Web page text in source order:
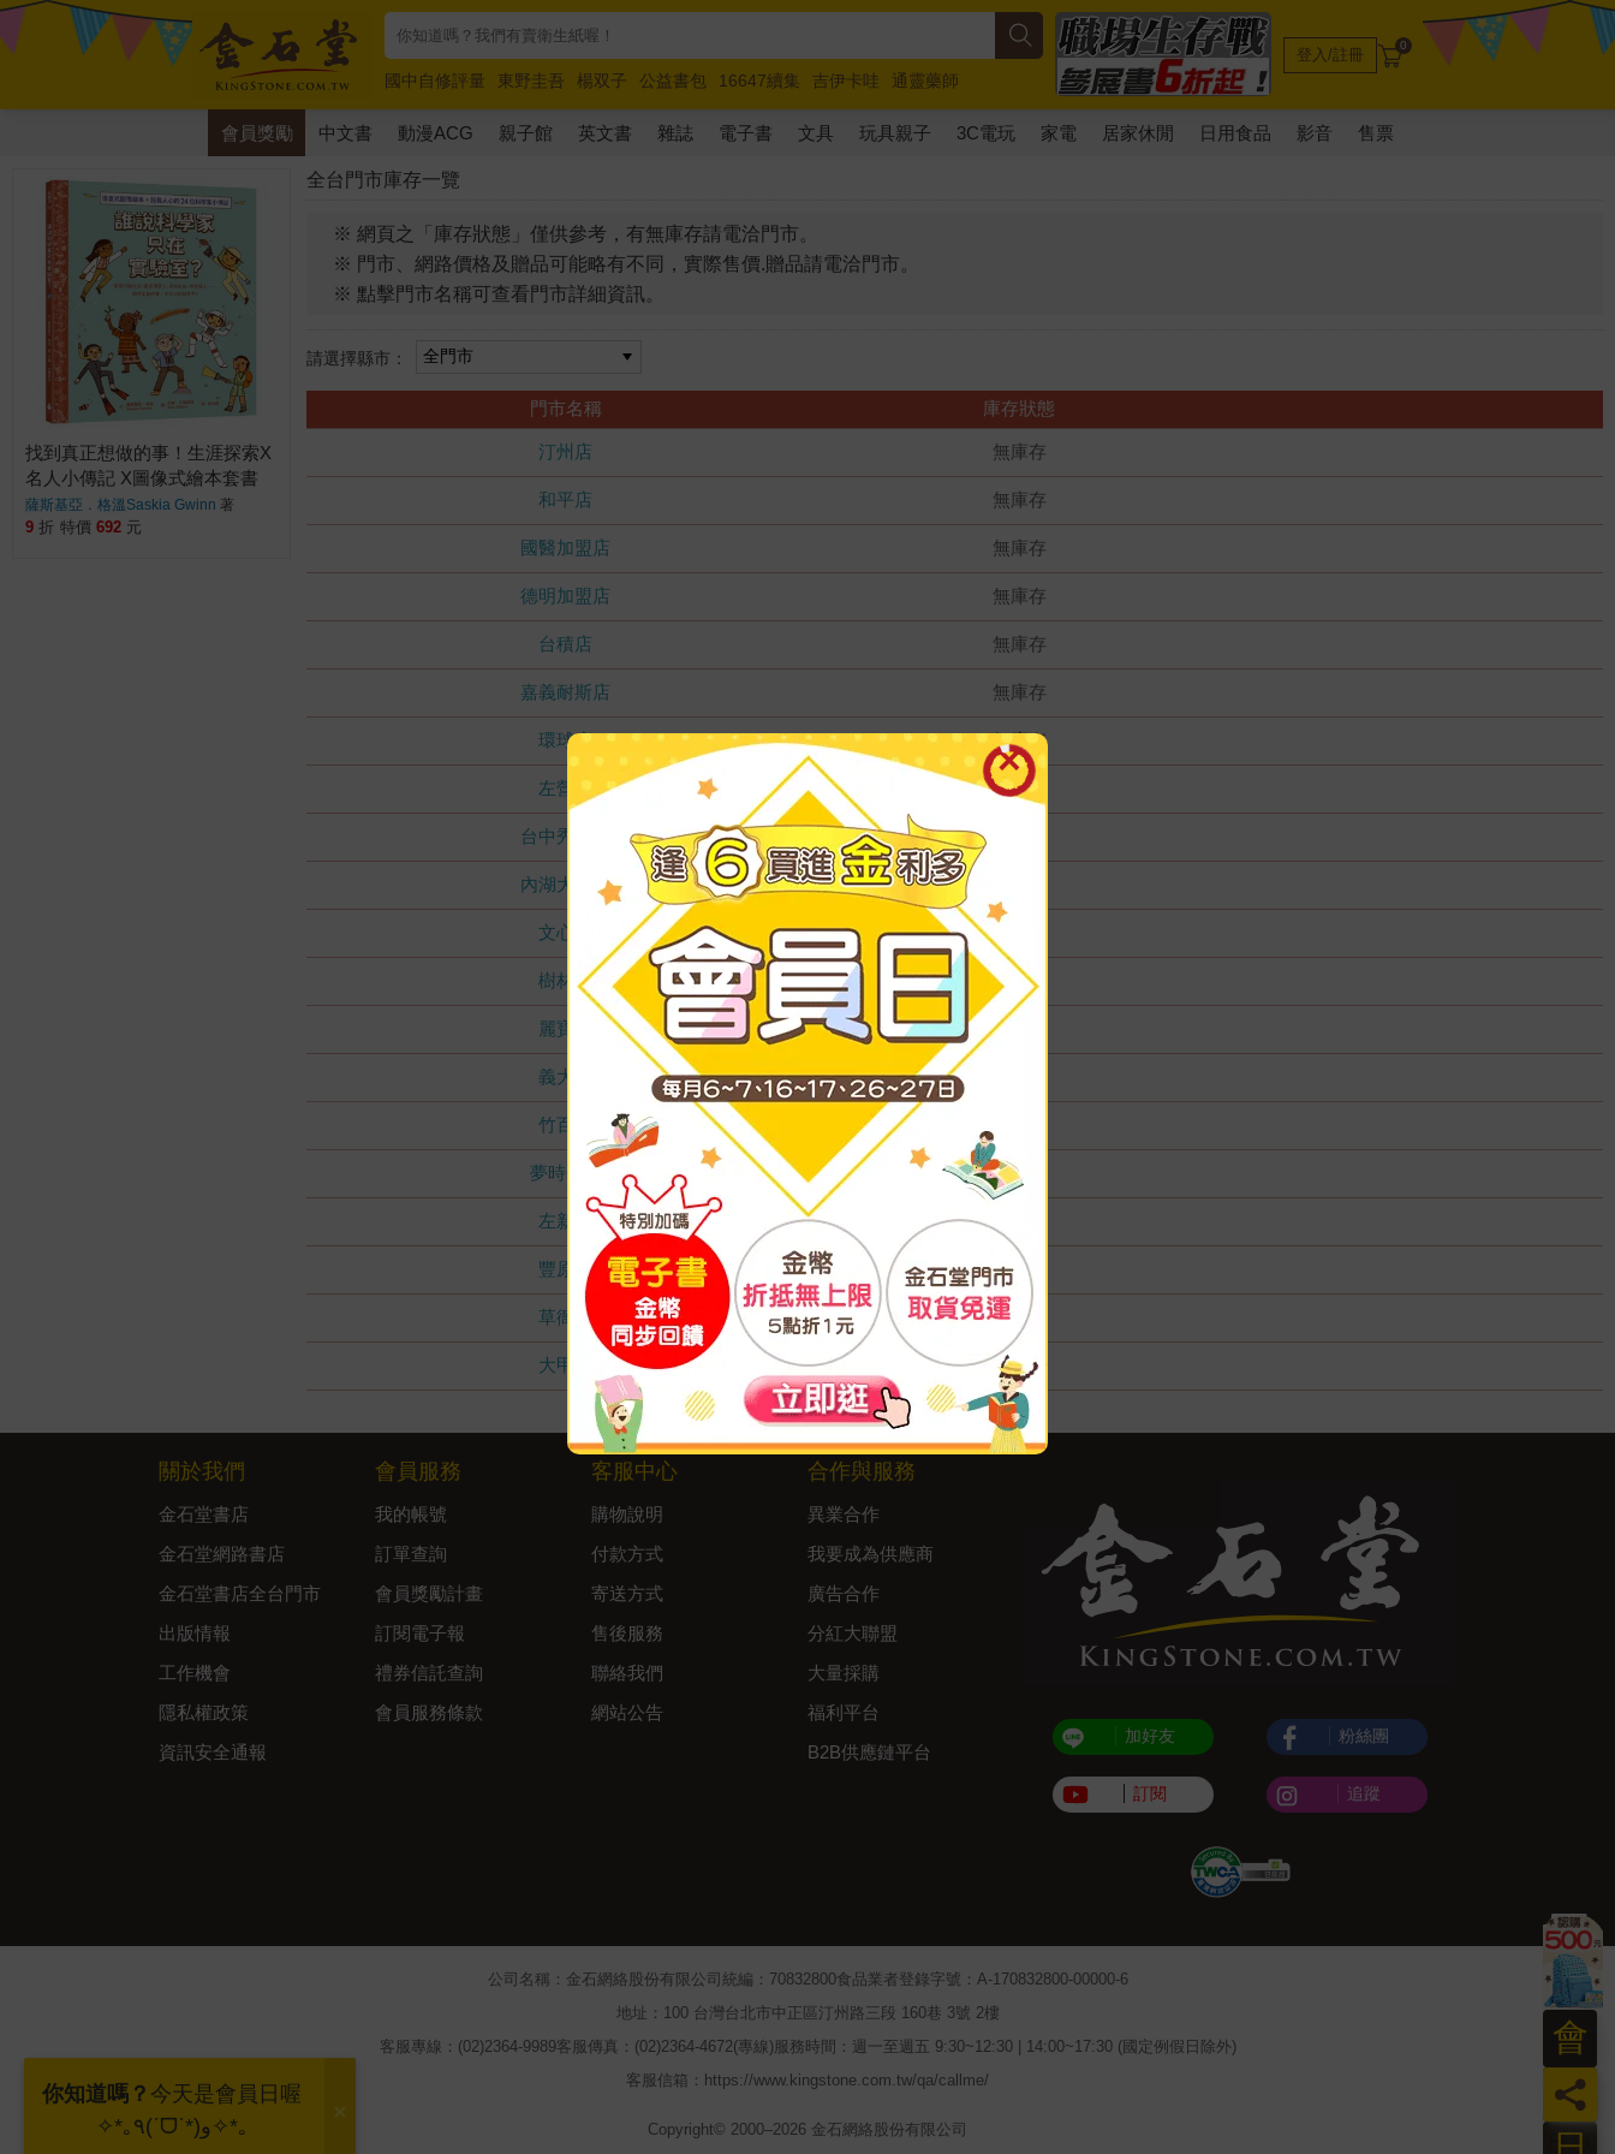
國中自修評量 東野圭吾 楊双子 公益書包 16647續集 吉伊卡哇
通靈藥師
唯紅花綻放
奧德賽 路邊攤新作 馬斯克 玩具總動員5 超慢跑
登入/註冊 0
會員獎勵 中文書 動漫ACG 親子館 英文書 雜誌 電子書 文具 玩具親子 3C電玩 家電 居家休閒 日用食品 影音 售票
全台門市庫存一覽
※ 網頁之「庫存狀態」僅供參考，有無庫存請電洽門市。
※ 門市、網路價格及贈品可能略有不同，實際售價.贈品請電洽門市。
※ 點擊門市名稱可查看門市詳細資訊。
請選擇縣市：
門市名稱 庫存狀態
汀州店 無庫存
和平店 無庫存
國醫加盟店 無庫存
德明加盟店 無庫存
台積店 無庫存
嘉義耐斯店 無庫存
環球店 無庫存
左營店 無庫存
台中秀泰店
內湖大潤發
文心店
樹林店 無庫存
麗寶店 無庫存
義大店
竹百店
夢時代店 無庫存
左新店
豐原店 無庫存
草衙店 無庫存
大甲店 無庫存
找到真正想做的事！生涯探索X
名人小傳記 X圖像式繪本套書
（誰說科學家只在實驗室？＋
誰說數學家只會寫公式？）
薩斯基亞．格溫Saskia Gwinn 著
9 折 特價 692 元
員
會
關於我們
金石堂書店
金石堂網路書店
金石堂書店全台門市
出版情報
工作機會
隱私權政策
資訊安全通報
會員服務
我的帳號
訂單查詢
會員獎勵計畫
訂閱電子報
禮券信託查詢
會員服務條款
客服中心
購物說明
付款方式
寄送方式
售後服務
聯絡我們
網站公告
合作與服務
異業合作
我要成為供應商
廣告合作
分紅大聯盟
大量採購
福利平台
B2B供應鏈平台
加好友
訂閱
粉絲團
追蹤
公司名稱：金石網絡股份有限公司 統編：70832800食品業者登錄字號：A-170832800-00000-6
地址：100 台灣台北市中正區汀州路三段 160巷 3號 2樓
客服專線：(02)2364-9989客服傳真：(02)2364-4672(專線) 服務時間：週一至週五 9:30~12:30 | 14:00~17:30 (國定例假日除外)
客服信箱：https://www.kingstone.com.tw/qa/callme/
Copyright© 2000–2026 金石網絡股份有限公司
你知道嗎？ 今天是會員日喔
✧*｡٩(ˊᗜˋ*)و✧*｡